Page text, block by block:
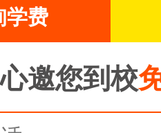
学费
邀您到校